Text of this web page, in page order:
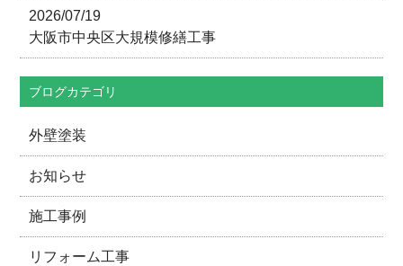
2026/07/19
大阪市中央区大規模修繕工事
ブログカテゴリ
外壁塗装
お知らせ
施工事例
リフォーム工事